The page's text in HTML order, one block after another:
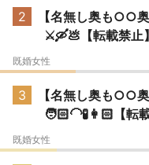
2
【名無し奥も○○
⚔️🛶💩【転載禁止
既婚女性
3
【名無し奥も○○
🧑🏻‍🦲🧪👩🏻【転
既婚女性